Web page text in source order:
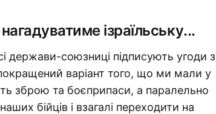
ізраїльську...
союзниці підписують угоди з
варіант того, що ми мали у
зброю та боєприпаси, а паралельно
бійців і взагалі переходити на